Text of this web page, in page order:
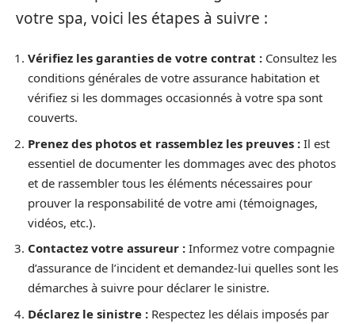
votre spa, voici les étapes à suivre :
Vérifiez les garanties de votre contrat : Consultez les
conditions générales de votre assurance habitation et
vérifiez si les dommages occasionnés à votre spa sont
couverts.
Prenez des photos et rassemblez les preuves : Il est
essentiel de documenter les dommages avec des photos
et de rassembler tous les éléments nécessaires pour
prouver la responsabilité de votre ami (témoignages,
vidéos, etc.).
Contactez votre assureur : Informez votre compagnie
d’assurance de l’incident et demandez-lui quelles sont les
démarches à suivre pour déclarer le sinistre.
Déclarez le sinistre : Respectez les délais imposés par